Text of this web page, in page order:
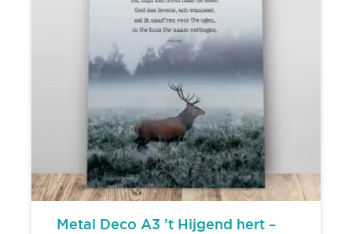
Metal Deco A3 ’t Hijgend hert –